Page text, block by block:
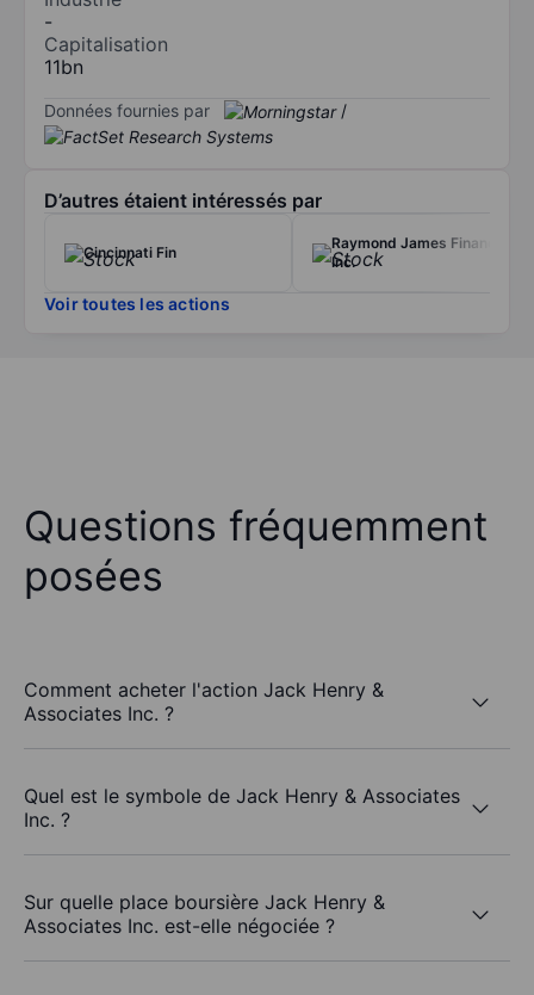
-
Capitalisation
11bn
Données fournies par /
D’autres étaient intéressés par
Cincinnati Fin
Raymond James Financial
Inc.
Voir toutes les actions
Questions fréquemment
posées
Comment acheter l'action Jack Henry &
Associates Inc. ?
Quel est le symbole de Jack Henry & Associates
Inc. ?
Sur quelle place boursière Jack Henry &
Associates Inc. est-elle négociée ?